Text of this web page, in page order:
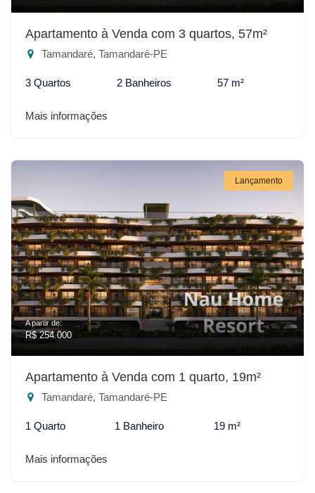
Apartamento à Venda com 3 quartos, 57m²
Tamandaré, Tamandaré-PE
3 Quartos 2 Banheiros 57 m²
Mais informações
Lançamento
A partir de:
R$ 254.000
Apartamento à Venda com 1 quarto, 19m²
Tamandaré, Tamandaré-PE
1 Quarto 1 Banheiro 19 m²
Mais informações